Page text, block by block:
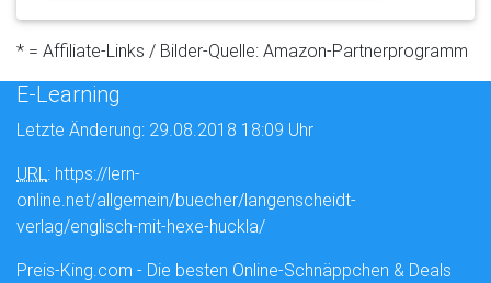
* = Affiliate-Links / Bilder-Quelle: Amazon-Partnerprogramm
E-Learning
Letzte Änderung: 29.08.2018 18:09 Uhr
URL: https://lern-
online.net/allgemein/buecher/langenscheidt-
verlag/englisch-mit-hexe-huckla/
Preis-King.com - Die besten Online-Schnäppchen & Deals